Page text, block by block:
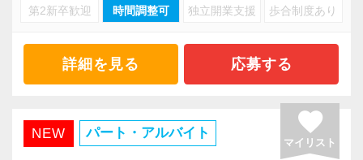
・キャリアアップ志向のある方
・顧客対応や提案業務に挑戦したい方
・資産税など専門性を高めたい方
・将来的にマネジメントに関わりたい方
＜まずはカジュアル面談へ＞
・資産税や相続など専門性の高い案件あり
・経験値が自然と積み上がる環境
・有給取得率90％以上
第2新卒歓迎 時間調整可 独立開業支援 歩合制度あり
詳細を見る 応募する
NEW パート・アルバイト favorite
マイリスト